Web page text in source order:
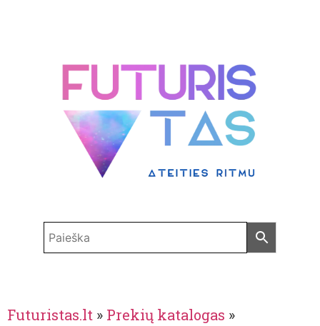
Futuristas.lt » Prekių katalogas »